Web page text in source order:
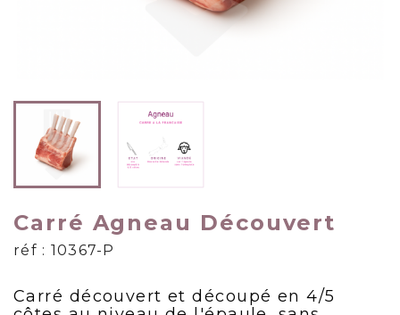
Carré Agneau Découvert
réf : 10367-P
Carré découvert et découpé en 4/5